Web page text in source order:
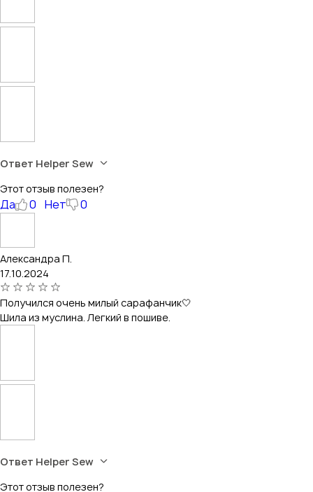
Ответ Helper Sew
Этот отзыв полезен?
Да 0 Нет 0
Александра П.
17.10.2024
Получился очень милый сарафанчик🤍
Шила из муслина. Легкий в пошиве.
Ответ Helper Sew
Этот отзыв полезен?